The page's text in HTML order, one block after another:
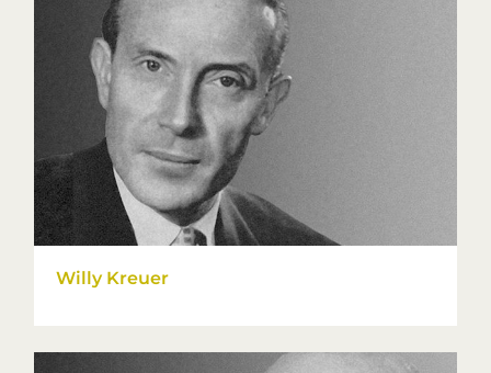
Willy Kreuer